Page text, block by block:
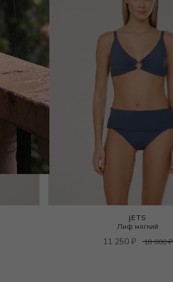
JETS
Лиф мягкий
11 250 ₽ 18 000₽